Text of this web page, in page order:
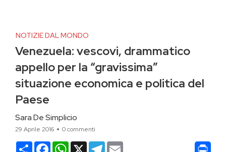
NOTIZIE DAL MONDO
Venezuela: vescovi, drammatico
appello per la “gravissima”
situazione economica e politica del
Paese
Sara De Simplicio
29 Aprile 2016 0 commenti
CondividiFacebookWhatsApp
X Telegram